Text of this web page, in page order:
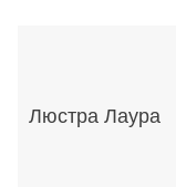
Люстра Лаура